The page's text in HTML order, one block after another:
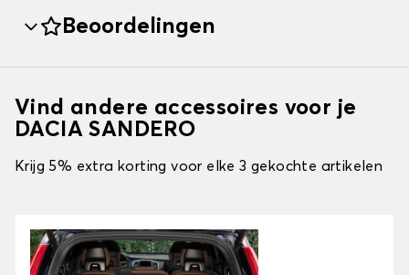
Beoordelingen
Vind andere accessoires voor je
DACIA SANDERO
Krijg 5% extra korting voor elke 3 gekochte artikelen